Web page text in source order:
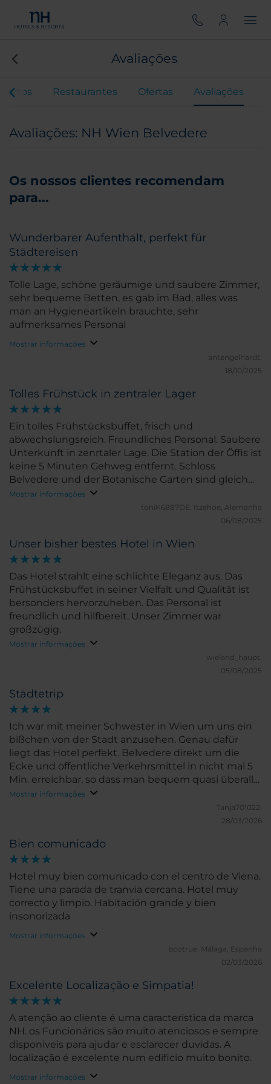
Avaliações
Restaurantes Ofertas Avaliações
Avaliações: NH Wien Belvedere
Os nossos clientes recomendam
para...
Excelente Localização e Simpatia!
A atenção ao cliente é uma caracteristica da marca
NH. os Funcionários são muito atenciosos e sempre
disponiveis para ajudar e esclarecer duvidas. A
localização é excelente num edificio muito bonito.
Mostrar informações
Wunderbarer Aufenthalt, perfekt für
Städtereisen
Tolle Lage, schöne geräumige und saubere Zimmer,
sehr bequeme Betten, es gab im Bad, alles was
man an Hygieneartikeln brauchte, sehr
aufmerksames Personal
Mostrar informações
antengelhardt.
18/10/2025
Tolles Frühstück in zentraler Lager
Ein tolles Frühstücksbuffet, frisch und
abwechslungsreich. Freundliches Personal. Saubere
Unterkunft in zenrtaler Lage. Die Station der Öffis ist
keine 5 Minuten Gehweg entfernt. Schloss
Belvedere und der Botanische Garten sind gleich
um die Ecke.
Mostrar informações
toniK6887DE. Itzehoe, Alemanha
06/08/2025
Unser bisher bestes Hotel in Wien
Das Hotel strahlt eine schlichte Eleganz aus. Das
Frühstücksbuffet in seiner Vielfalt und Qualität ist
bersonders hervorzuheben. Das Personal ist
freundlich und hilfbereit. Unser Zimmer war
großzügig.
Mostrar informações
wieland_haupt.
05/08/2025
Städtetrip
Ich war mit meiner Schwester in Wien um uns ein
bißchen von der Stadt anzusehen. Genau dafür
liegt das Hotel perfekt. Belvedere direkt um die
Ecke und öffentliche Verkehrsmittel in nicht mal 5
Min. erreichbar, so dass man bequem quasi überall
hinkommt. Personal sehr freundlich,
Frühstücksbüffet hat alles was man braucht.
Mostrar informações
Tanja701022.
28/03/2026
Bien comunicado
Hotel muy bien comunicado con el centro de Viena.
Tiene una parada de tranvia cercana. Hotel muy
correcto y limpio. Habitación grande y bien
insonorizada
Mostrar informações
bcotrue. Málaga, Espanha
02/03/2026